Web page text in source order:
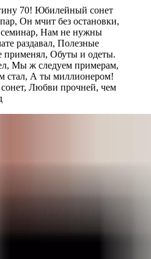
70! Юбилейный сонет
Он мчит без остановки,
семинар, Нам не нужны
раздавал, Полезные
применял, Обуты и одеты.
Мы ж следуем примерам,
стал, А ты миллионером!
сонет, Любви прочней, чем